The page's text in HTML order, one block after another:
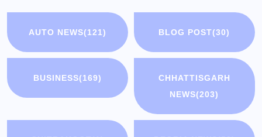
AUTO NEWS(121) BLOG POST(30)
BUSINESS(169)
CHHATTISGARH
NEWS(203)